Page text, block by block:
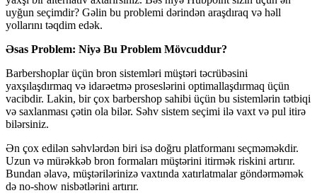
uyğun seçimdir? Gəlin bu problemi dərindən araşdıraq və həll
yollarını təqdim edək.
Əsas Problem: Niyə Bu Problem Mövcuddur?
Barbershoplar üçün bron sistemləri müştəri təcrübəsini
yaxşılaşdırmaq və idarəetmə proseslərini optimallaşdırmaq üçün
vacibdir. Lakin, bir çox barbershop sahibi üçün bu sistemlərin tətbiqi
və saxlanması çətin ola bilər. Səhv sistem seçimi ilə vaxt və pul itirə
bilərsiniz.
Ən çox edilən səhvlərdən biri isə doğru platformanı seçməməkdir.
Uzun və mürəkkəb bron formaları müştərini itirmək riskini artırır.
Bundan əlavə, müştərilərinizə vaxtında xatırlatmalar göndərməmək
də no-show nisbətlərini artırır.